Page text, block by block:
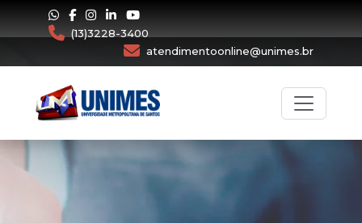
(13)3228-3400
atendimentoonline@unimes.br